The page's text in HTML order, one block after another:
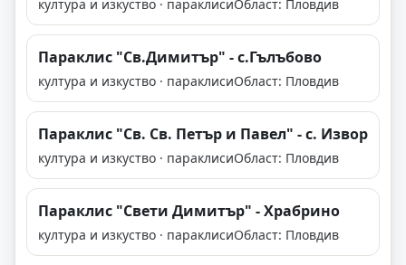
култура и изкуство · параклисиОбласт: Пловдив
Параклис "Св.Димитър" - с.Гълъбово
култура и изкуство · параклисиОбласт: Пловдив
Параклис "Св. Св. Петър и Павел" - с. Извор
култура и изкуство · параклисиОбласт: Пловдив
Параклис "Свети Димитър" - Храбрино
култура и изкуство · параклисиОбласт: Пловдив